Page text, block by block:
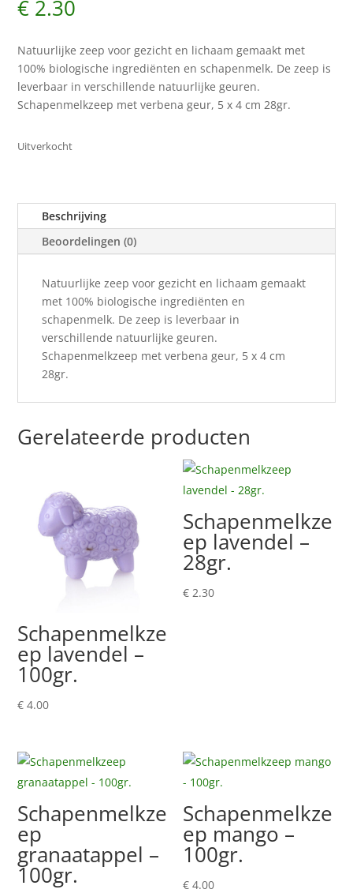
€ 2.30
Natuurlijke zeep voor gezicht en lichaam gemaakt met
100% biologische ingrediënten en schapenmelk. De zeep is
leverbaar in verschillende natuurlijke geuren.
Schapenmelkzeep met verbena geur, 5 x 4 cm 28gr.
Uitverkocht
Beschrijving
Beoordelingen (0)
Natuurlijke zeep voor gezicht en lichaam gemaakt
met 100% biologische ingrediënten en
schapenmelk. De zeep is leverbaar in
verschillende natuurlijke geuren.
Schapenmelkzeep met verbena geur, 5 x 4 cm
28gr.
Gerelateerde producten
Schapenmelkze
ep lavendel –
100gr.
€ 4.00
Schapenmelkze
ep lavendel –
28gr.
€ 2.30
Schapenmelkze
ep
granaatappel –
100gr.
Schapenmelkze
ep mango –
100gr.
€ 4.00